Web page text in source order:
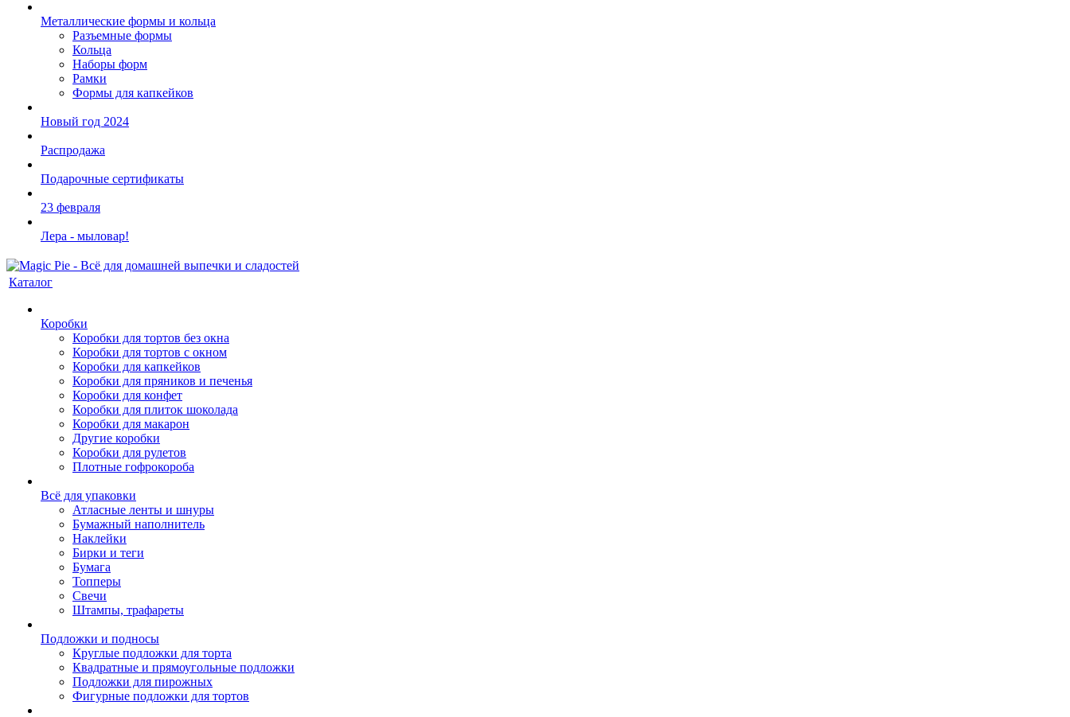
Металлические формы и кольца
Разъемные формы
Кольца
Наборы форм
Рамки
Формы для капкейков
Новый год 2024
Распродажа
Подарочные сертификаты
23 февраля
Лера - мыловар!
Каталог
Коробки
Коробки для тортов без окна
Коробки для тортов с окном
Коробки для капкейков
Коробки для пряников и печенья
Коробки для конфет
Коробки для плиток шоколада
Коробки для макарон
Другие коробки
Коробки для рулетов
Плотные гофрокороба
Всё для упаковки
Атласные ленты и шнуры
Бумажный наполнитель
Наклейки
Бирки и теги
Бумага
Топперы
Свечи
Штампы, трафареты
Подложки и подносы
Круглые подложки для торта
Квадратные и прямоугольные подложки
Подложки для пирожных
Фигурные подложки для тортов